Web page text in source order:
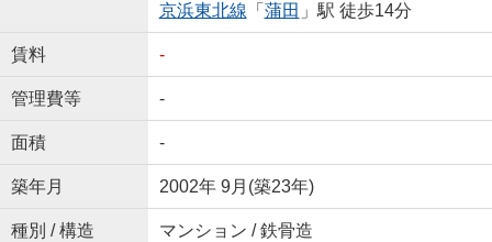
京浜東北線 「 蒲田 」駅 徒歩14分
賃料 -
管理費等 -
面積 -
築年月 2002年 9月(築23年)
種別 / 構造 マンション / 鉄骨造